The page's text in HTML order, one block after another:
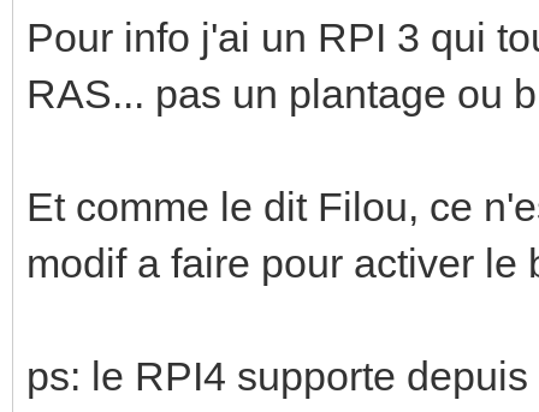
Pour info j'ai un RPI 3 qui
RAS... pas un plantage ou
Et comme le dit Filou, ce
modif a faire pour activer le
ps: le RPI4 supporte